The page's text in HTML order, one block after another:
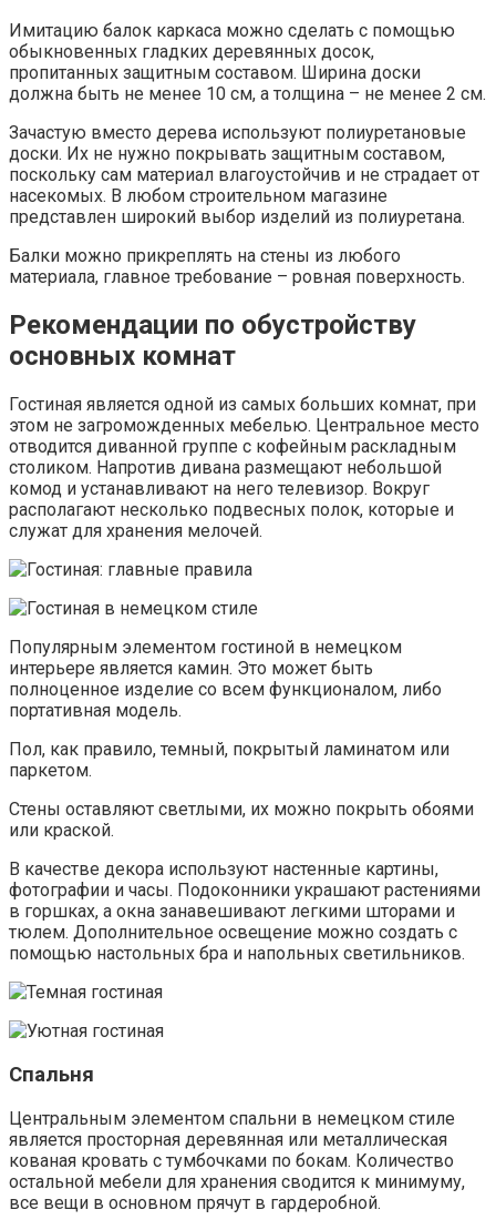
Имитацию балок каркаса можно сделать с помощью
обыкновенных гладких деревянных досок,
пропитанных защитным составом. Ширина доски
должна быть не менее 10 см, а толщина – не менее 2 см.
Зачастую вместо дерева используют полиуретановые
доски. Их не нужно покрывать защитным составом,
поскольку сам материал влагоустойчив и не страдает от
насекомых. В любом строительном магазине
представлен широкий выбор изделий из полиуретана.
Балки можно прикреплять на стены из любого
материала, главное требование – ровная поверхность.
Рекомендации по обустройству
основных комнат
Гостиная является одной из самых больших комнат, при
этом не загроможденных мебелью. Центральное место
отводится диванной группе с кофейным раскладным
столиком. Напротив дивана размещают небольшой
комод и устанавливают на него телевизор. Вокруг
располагают несколько подвесных полок, которые и
служат для хранения мелочей.
Популярным элементом гостиной в немецком
интерьере является камин. Это может быть
полноценное изделие со всем функционалом, либо
портативная модель.
Пол, как правило, темный, покрытый ламинатом или
паркетом.
Стены оставляют светлыми, их можно покрыть обоями
или краской.
В качестве декора используют настенные картины,
фотографии и часы. Подоконники украшают растениями
в горшках, а окна занавешивают легкими шторами и
тюлем. Дополнительное освещение можно создать с
помощью настольных бра и напольных светильников.
Спальня
Центральным элементом спальни в немецком стиле
является просторная деревянная или металлическая
кованая кровать с тумбочками по бокам. Количество
остальной мебели для хранения сводится к минимуму,
все вещи в основном прячут в гардеробной.